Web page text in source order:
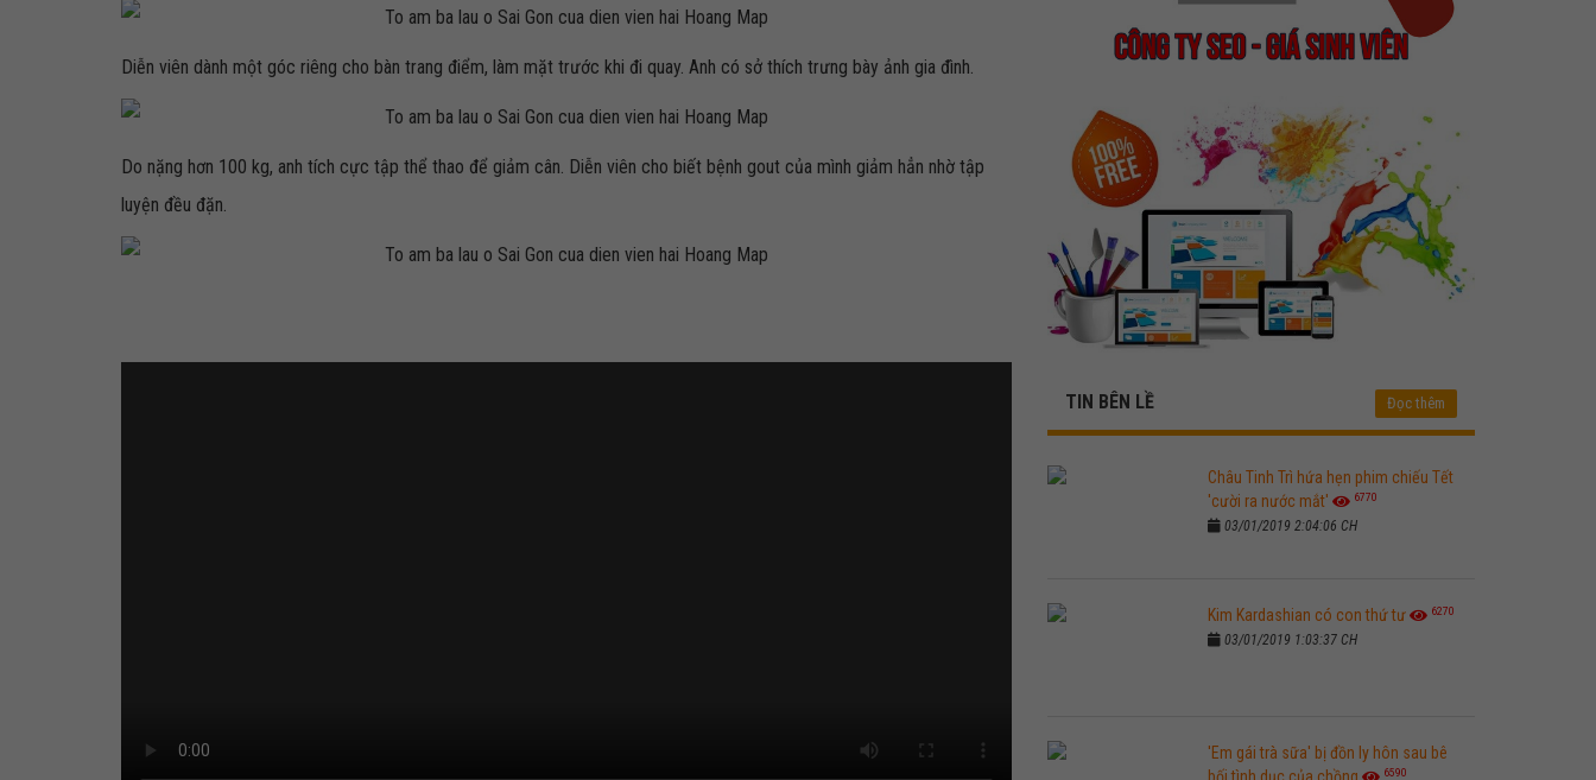
Diễn viên dành một góc riêng cho bàn trang điểm, làm mặt trước khi đi quay. Anh có sở thích trưng bày ảnh gia đình.
Do nặng hơn 100 kg, anh tích cực tập thể thao để giảm cân. Diễn viên cho biết bệnh gout của mình giảm hẳn nhờ tập
luyện đều đặn.
TIN BÊN LỀ Đọc thêm
Châu Tinh Trì hứa hẹn phim chiếu Tết
'cười ra nước mắt'
6770
03/01/2019 2:04:06 CH
Kim Kardashian có con thứ tư 6270
03/01/2019 1:03:37 CH
'Em gái trà sữa' bị đồn ly hôn sau bê
6590